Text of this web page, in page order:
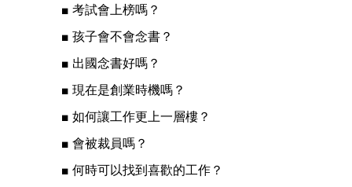
■ 考試會上榜嗎？
■ 孩子會不會念書？
■ 出國念書好嗎？
■ 現在是創業時機嗎？
■ 如何讓工作更上一層樓？
■ 會被裁員嗎？
■ 何時可以找到喜歡的工作？